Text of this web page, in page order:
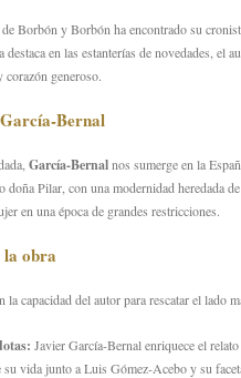
Borbón y Borbón ha encontrado su
destaca en las estanterías de novedades, el
corazón generoso.
Bernal
García-Bernalnos sumerge en la
doña Pilar, con una modernidad heredada
en una época de grandes restricciones.
la obra
capacidad del autor para rescatar el lado
Javier García-Bernal enriquece el
su vida junto a Luis Gómez-Acebo y su